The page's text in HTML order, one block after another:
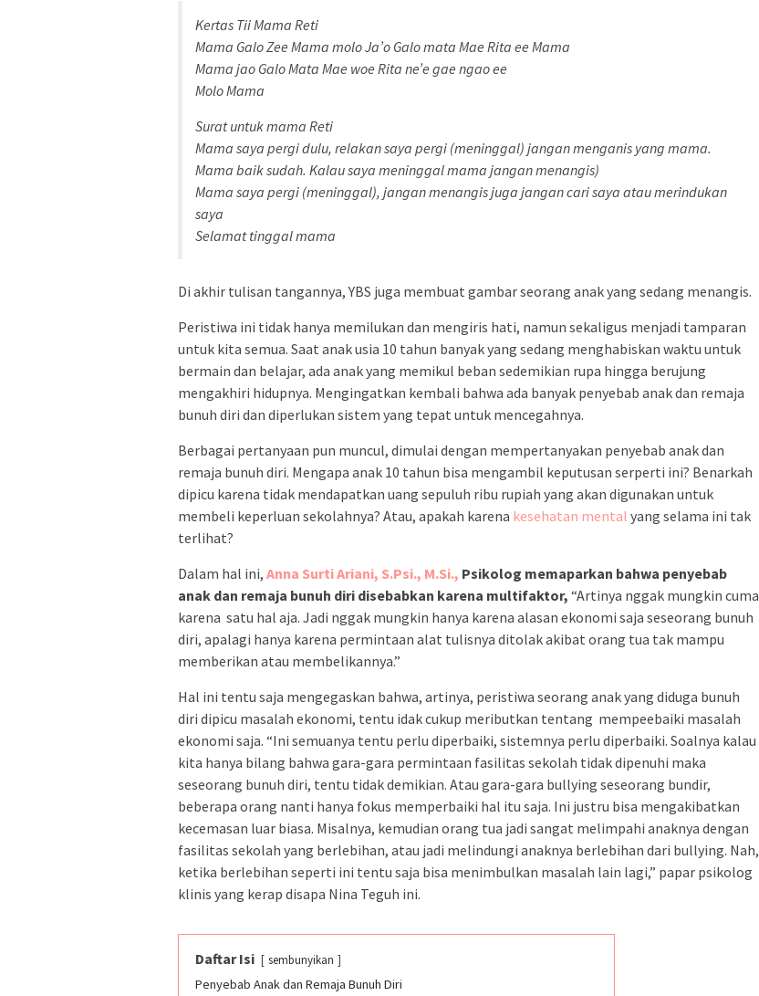
Kertas Tii Mama Reti
Mama Galo Zee Mama molo Ja’o Galo mata Mae Rita ee Mama
Mama jao Galo Mata Mae woe Rita ne’e gae ngao ee
Molo Mama
Surat untuk mama Reti
Mama saya pergi dulu, relakan saya pergi (meninggal) jangan menganis yang mama.
Mama baik sudah. Kalau saya meninggal mama jangan menangis)
Mama saya pergi (meninggal), jangan menangis juga jangan cari saya atau merindukan
saya
Selamat tinggal mama
Di akhir tulisan tangannya, YBS juga membuat gambar seorang anak yang sedang menangis.
Peristiwa ini tidak hanya memilukan dan mengiris hati, namun sekaligus menjadi tamparan
untuk kita semua. Saat anak usia 10 tahun banyak yang sedang menghabiskan waktu untuk
bermain dan belajar, ada anak yang memikul beban sedemikian rupa hingga berujung
mengakhiri hidupnya. Mengingatkan kembali bahwa ada banyak penyebab anak dan remaja
bunuh diri dan diperlukan sistem yang tepat untuk mencegahnya.
Berbagai pertanyaan pun muncul, dimulai dengan mempertanyakan penyebab anak dan
remaja bunuh diri. Mengapa anak 10 tahun bisa mengambil keputusan serperti ini? Benarkah
dipicu karena tidak mendapatkan uang sepuluh ribu rupiah yang akan digunakan untuk
membeli keperluan sekolahnya? Atau, apakah karena kesehatan mental yang selama ini tak
terlihat?
Dalam hal ini, Anna Surti Ariani, S.Psi., M.Si., Psikolog memaparkan bahwa penyebab
anak dan remaja bunuh diri disebabkan karena multifaktor, “Artinya nggak mungkin cuma
karena satu hal aja. Jadi nggak mungkin hanya karena alasan ekonomi saja seseorang bunuh
diri, apalagi hanya karena permintaan alat tulisnya ditolak akibat orang tua tak mampu
memberikan atau membelikannya.”
Hal ini tentu saja mengegaskan bahwa, artinya, peristiwa seorang anak yang diduga bunuh
diri dipicu masalah ekonomi, tentu idak cukup meributkan tentang mempeebaiki masalah
ekonomi saja. “Ini semuanya tentu perlu diperbaiki, sistemnya perlu diperbaiki. Soalnya kalau
kita hanya bilang bahwa gara-gara permintaan fasilitas sekolah tidak dipenuhi maka
seseorang bunuh diri, tentu tidak demikian. Atau gara-gara bullying seseorang bundir,
beberapa orang nanti hanya fokus memperbaiki hal itu saja. Ini justru bisa mengakibatkan
kecemasan luar biasa. Misalnya, kemudian orang tua jadi sangat melimpahi anaknya dengan
fasilitas sekolah yang berlebihan, atau jadi melindungi anaknya berlebihan dari bullying. Nah,
ketika berlebihan seperti ini tentu saja bisa menimbulkan masalah lain lagi,” papar psikolog
klinis yang kerap disapa Nina Teguh ini.
Daftar Isi sembunyikan
Penyebab Anak dan Remaja Bunuh Diri